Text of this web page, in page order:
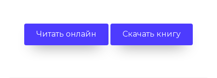
Читать онлайн Скачать книгу